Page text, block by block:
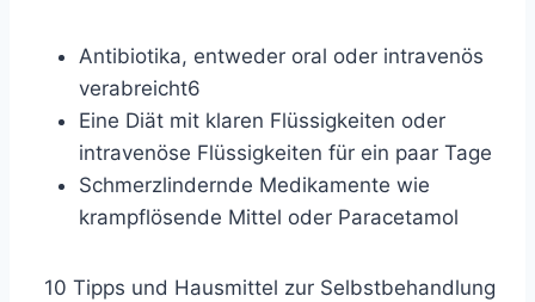
Antibiotika, entweder oral oder intravenös
verabreicht6
Eine Diät mit klaren Flüssigkeiten oder
intravenöse Flüssigkeiten für ein paar Tage
Schmerzlindernde Medikamente wie
krampflösende Mittel oder Paracetamol
10 Tipps und Hausmittel zur Selbstbehandlung